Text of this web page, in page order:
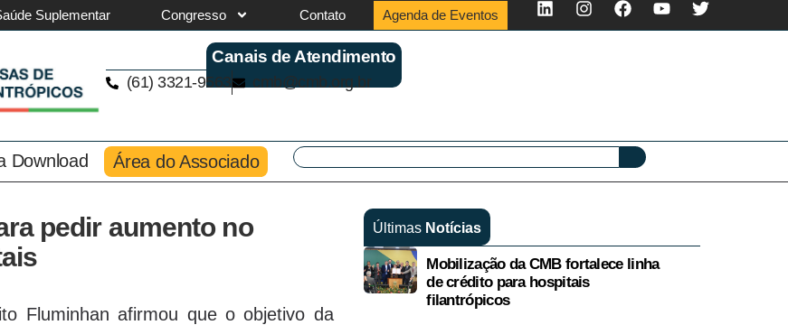
Suplementar Congresso Contato Agenda de Eventos
Canais de Atendimento
(61) 3321-9563 cmb@cmb.org.br
Download Área do Associado
pedir aumento no
Fluminhan afirmou que o objetivo da
Últimas Notícias
Mobilização da CMB fortalece linha
de crédito para hospitais
filantrópicos